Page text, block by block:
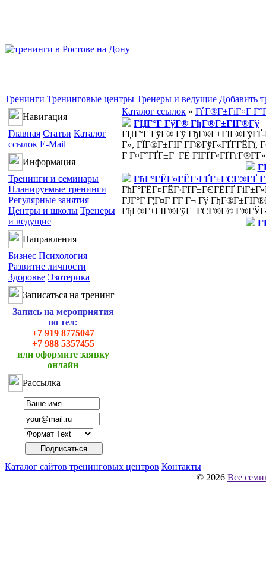
Тренинги Тренинговые центры Тренеры и ведущие Добавить
Навигация
Главная Статьи Каталог
ссылок E-Mail
Информация
Тренинги и семинары
Планируемые тренинги
Регулярные занятия
Центры и школы Тренеры
и ведущие
Направления
Бизнес Психология
Развитие личности
Здоровье Эзотерика
Записаться на тренинг
Запись на мероприятия
по тел:
+7 919 8775047
+7 988 5357455
или оформите заявку
онлайн
Рассылка
Каталог ссылок » ГѓГ®Г±ГіГ¤Г
ГЏГ°Г ГўГ® ГђГ®Г±ГІГ®Гў
ГЏГ°Г ГўГ® Гў
Г», ГЇГ®Г±ГІГ Г­Г®ГўГ«ГҐГ­ГЁГї,
Г Г¤Г°ГҐГ±Г ГЁ
ГћГ°ГЁГ¤ГЁГ·ГҐГ±ГЄГ®ГҐ
ГћГ°ГЁГ¤ГЁГ·ГҐГ±ГЄГЁГҐ
ГЈГ°Г Г¦Г¤Г Г­Г Г¬ Гў
ГђГ®Г±ГІГ®ГўГ±ГЄГ®Г©
Каталог сайтов тренинговых центров Контакты
© 2026 Все